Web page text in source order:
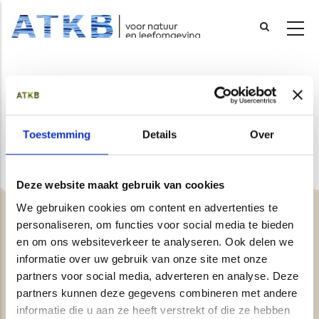
Toestemming Details Over
Deze website maakt gebruik van cookies
We gebruiken cookies om content en advertenties te
personaliseren, om functies voor social media te bieden
en om ons websiteverkeer te analyseren. Ook delen we
informatie over uw gebruik van onze site met onze
partners voor social media, adverteren en analyse. Deze
partners kunnen deze gegevens combineren met andere
informatie die u aan ze heeft verstrekt of die ze hebben
Bodem & Water
Contact
Over ons
Vacatures
Fraudewaarschuwing